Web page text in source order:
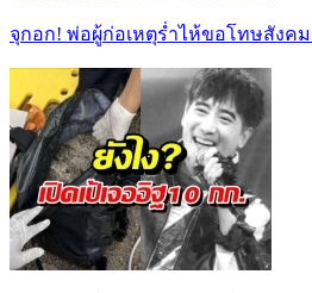
จุกอก! พ่อผู้ก่อเหตุร่ำไห้ขอโทษสังค